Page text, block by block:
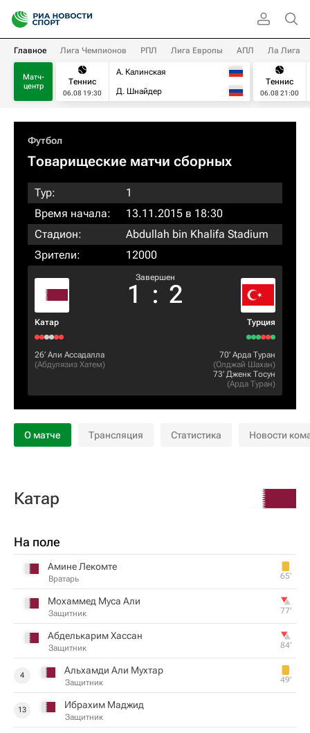
Главное Лига Чемпионов РПЛ Лига Европы АПЛ Ла Лига
Матч-
центр
Теннис
06.08 19:30
А. Калинская
Д. Шнайдер
Теннис
06.08 21:00
Футбол
Товарищеские матчи сборных
Тур:
1
Время начала:
13.11.2015 в 18:30
Стадион:
Abdullah bin Khalifa Stadium
Зрители:
12000
Катар
Завершен
1 : 2
Турция
26‎’‎ Али Ассадалла
(Абдулязиз Хатем)
70‎’‎ Арда Туран
(Олджай Шахан)
73‎’‎ Дженк Тосун
(Арда Туран)
О матче Трансляция Статистика Новости
Катар
На поле
Амине Лекомте
Вратарь 65‎’‎
Мохаммед Муса Али
Защитник 77‎’‎
Абделькарим Хассан
Защитник 84‎’‎
4 Альхамди Али Мухтар
Защитник 49‎’‎
13 Ибрахим Маджид
Защитник